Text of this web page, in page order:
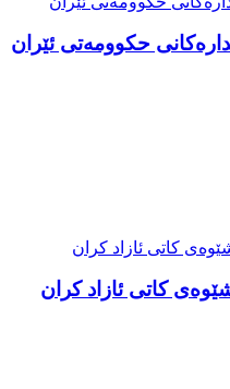
حکوومەتی ئێران
کاتی ئازاد کران